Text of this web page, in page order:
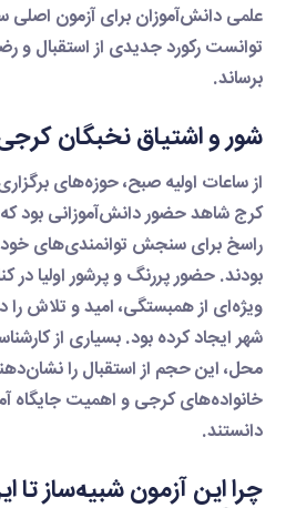
علمی دانش‌آموزان برای آزمون اصلی
توانست رکورد جدیدی از استقبال و
برساند.
شور و اشتیاق نخبگان کرجی
از ساعات اولیه صبح، حوزه‌های برگزاری
کرج شاهد حضور دانش‌آموزانی بود که با
راسخ برای سنجش توانمندی‌های خود
بودند. حضور پررنگ و پرشور اولیا در کنار
ویژه‌ای از همبستگی، امید و تلاش را در
شهر ایجاد کرده بود. بسیاری از
محل، این حجم از استقبال را نشان‌دهنده
خانواده‌های کرجی و اهمیت جایگاه
دانستند.
چرا این آزمون شبیه‌ساز تا